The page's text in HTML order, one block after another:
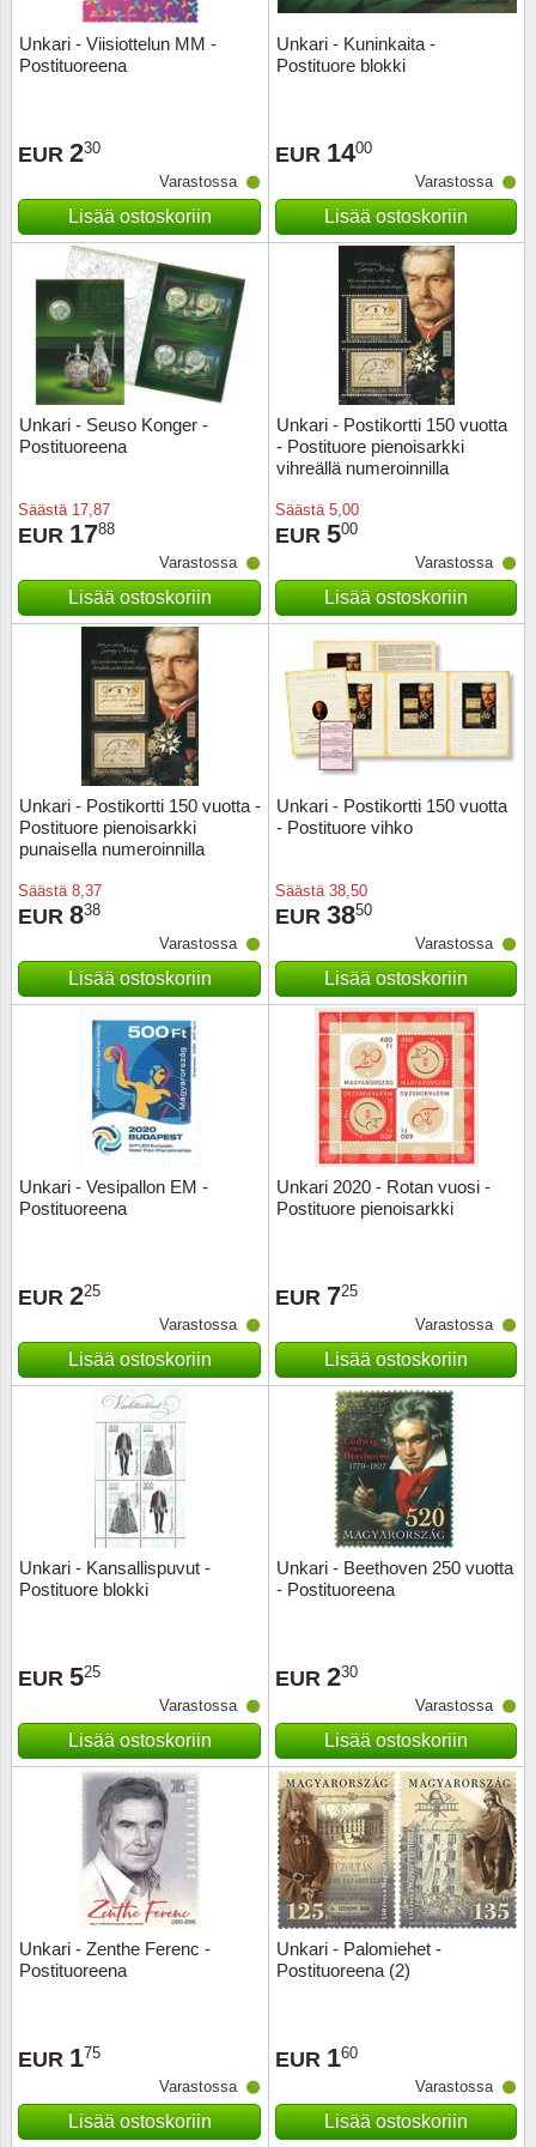
Unkari - Viisiottelun MM -
Postituoreena
EUR 230
Varastossa
Lisää ostoskoriin
Unkari - Kuninkaita -
Postituore blokki
EUR 1400
Varastossa
Lisää ostoskoriin
Unkari - Seuso Konger -
Postituoreena
Säästä 17,87
EUR 1788
Varastossa
Lisää ostoskoriin
Unkari - Postikortti 150 vuotta
- Postituore pienoisarkki
vihreällä numeroinnilla
Säästä 5,00
EUR 500
Varastossa
Lisää ostoskoriin
Unkari - Postikortti 150 vuotta -
Postituore pienoisarkki
punaisella numeroinnilla
Säästä 8,37
EUR 838
Varastossa
Lisää ostoskoriin
Unkari - Postikortti 150 vuotta
- Postituore vihko
Säästä 38,50
EUR 3850
Varastossa
Lisää ostoskoriin
Unkari - Vesipallon EM -
Postituoreena
EUR 225
Varastossa
Lisää ostoskoriin
Unkari 2020 - Rotan vuosi -
Postituore pienoisarkki
EUR 725
Varastossa
Lisää ostoskoriin
Unkari - Kansallispuvut -
Postituore blokki
EUR 525
Varastossa
Lisää ostoskoriin
Unkari - Beethoven 250 vuotta
- Postituoreena
EUR 230
Varastossa
Lisää ostoskoriin
Unkari - Zenthe Ferenc -
Postituoreena
EUR 175
Varastossa
Lisää ostoskoriin
Unkari - Palomiehet -
Postituoreena (2)
EUR 160
Varastossa
Lisää ostoskoriin
Partio
Musiiki
Etelä-
Itä-
Itävalta
Japani
Kreikka
Kukkia
Kypros
Länsi-
Malta
San
Unkari